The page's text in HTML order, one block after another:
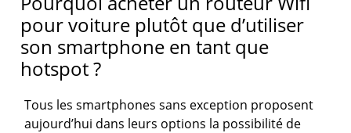
pour voiture plutôt que d’utiliser
son smartphone en tant que
hotspot ?
Tous les smartphones sans exception proposent
aujourd’hui dans leurs options la possibilité de